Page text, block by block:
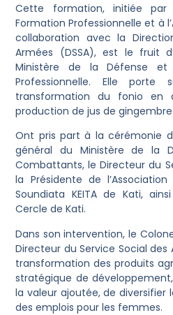
Cette formation, initiée par
Formation Professionnelle et à
collaboration avec la
Armées (DSSA), est le fruit
Ministère de la Défense
Professionnelle. Elle
transformation du fonio en
production de jus de
Ont pris part à la cérémonie
général du Ministère de la
Combattants, le Directeur du
la Présidente de
Soundiata KEITA de Kati,
Cercle de Kati.
Dans son intervention, le
Directeur du Service Social des
transformation des produits
stratégique de
la valeur ajoutée, de diversifier
des emplois pour les femmes.